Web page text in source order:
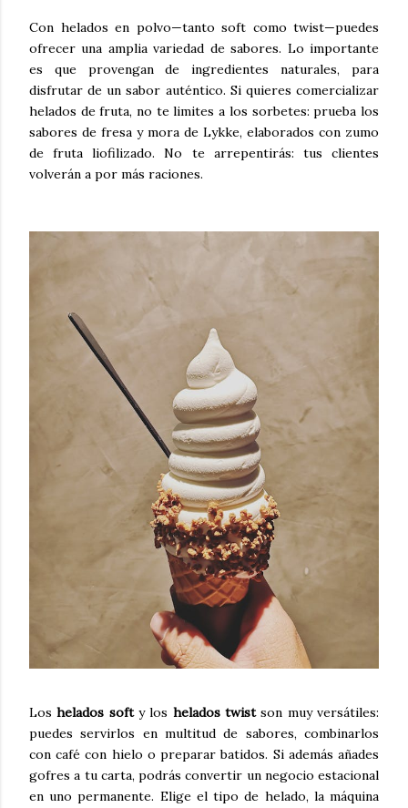
Con helados en polvo—tanto soft como twist—puedes
ofrecer una amplia variedad de sabores. Lo importante
es que provengan de ingredientes naturales, para
disfrutar de un sabor auténtico. Si quieres comercializar
helados de fruta, no te limites a los sorbetes: prueba los
sabores de fresa y mora de Lykke, elaborados con zumo
de fruta liofilizado. No te arrepentirás: tus clientes
volverán a por más raciones.
Loshelados softy los helados twistson muy versátiles:
puedes servirlos en multitud de sabores, combinarlos
con café con hielo o preparar batidos. Si además añades
gofres a tu carta, podrás convertir un negocio estacional
en uno permanente. Elige el tipo de helado, la máquina